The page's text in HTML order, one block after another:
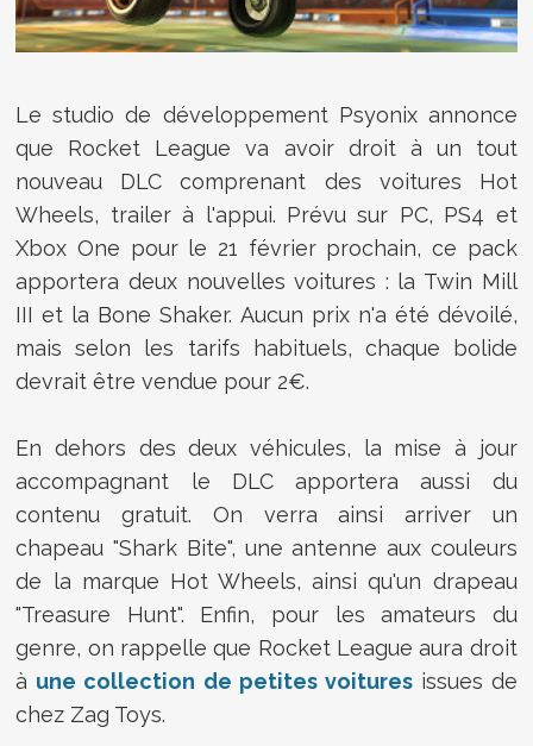
Le studio de développement Psyonix annonce
que Rocket League va avoir droit à un tout
nouveau DLC comprenant des voitures Hot
Wheels, trailer à l'appui. Prévu sur PC, PS4 et
Xbox One pour le 21 février prochain, ce pack
apportera deux nouvelles voitures : la Twin Mill
III et la Bone Shaker. Aucun prix n'a été dévoilé,
mais selon les tarifs habituels, chaque bolide
devrait être vendue pour 2€.
En dehors des deux véhicules, la mise à jour
accompagnant le DLC apportera aussi du
contenu gratuit. On verra ainsi arriver un
chapeau "Shark Bite", une antenne aux couleurs
de la marque Hot Wheels, ainsi qu'un drapeau
"Treasure Hunt". Enfin, pour les amateurs du
genre, on rappelle que Rocket League aura droit
à une collection de petites voituresissues de
chez Zag Toys.